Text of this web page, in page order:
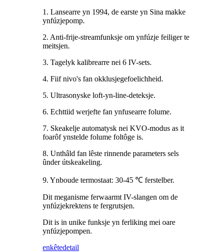
1. Lansearre yn 1994, de earste yn Sina makke
ynfúzjepomp.
2. Anti-frije-streamfunksje om ynfúzje feiliger te
meitsjen.
3. Tagelyk kalibrearre nei 6 IV-sets.
4. Fiif nivo's fan okklusjegefoelichheid.
5. Ultrasonyske loft-yn-line-deteksje.
6. Echttiid werjefte fan ynfusearre folume.
7. Skeakelje automatysk nei KVO-modus as it
foarôf ynstelde folume foltôge is.
8. Unthâld fan lêste rinnende parameters sels
ûnder útskeakeling.
9. Ynboude termostaat: 30-45 ℃ ferstelber.
Dit meganisme ferwaarmt IV-slangen om de
ynfúzjekrektens te fergrutsjen.
Dit is in unike funksje yn ferliking mei oare
ynfúzjepompen.
enkêtedetail